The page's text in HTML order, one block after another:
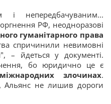
і непередбачуваним...
РФ, неодноразові
гуманітарного права
спричинили невимовні
– йдеться у документі.
бо юридично це є
злочинах.
Альянс не лишив дороги